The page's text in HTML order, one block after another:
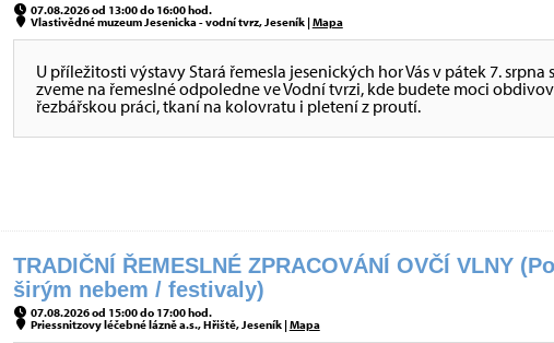
07.08.2026 od 13:00 do 16:00 hod.
Vlastivědné muzeum Jesenicka - vodní tvrz, Jeseník |Mapa
U příležitosti výstavy Stará řemesla jesenických hor Vás v pátek 7. srpna
zveme na řemeslné odpoledne ve Vodní tvrzi, kde budete moci
řezbářskou práci, tkaní na kolovratu i pletení z proutí.
TRADIČNÍ ŘEMESLNÉ ZPRACOVÁNÍ OVČÍ VLNY
širým nebem / festivaly)
07.08.2026 od 15:00 do 17:00 hod.
Priessnitzovy léčebné lázně a.s., Hřiště, Jeseník |Mapa